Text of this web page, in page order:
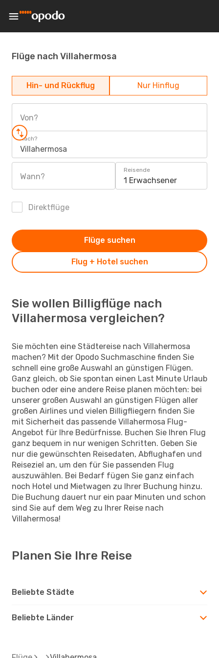
Flüge nach Villahermosa
Hin- und Rückflug Nur Hinflug
Von?
Nach?
Villahermosa
Wann?
Reisende
1 Erwachsener
Direktflüge
Flug + Hotel suchen
Flüge suchen
Sie wollen Billigflüge nach
Villahermosa vergleichen?
Sie möchten eine Städtereise nach Villahermosa
machen? Mit der Opodo Suchmaschine finden Sie
schnell eine große Auswahl an günstigen Flügen.
Ganz gleich, ob Sie spontan einen Last Minute Urlaub
buchen oder eine andere Reise planen möchten: bei
unserer großen Auswahl an günstigen Flügen aller
großen Airlines und vielen Billigfliegern finden Sie
mit Sicherheit das passende Villahermosa Flug-
Angebot für Ihre Bedürfnisse. Buchen Sie Ihren Flug
ganz bequem in nur wenigen Schritten. Geben Sie
nur die gewünschten Reisedaten, Abflughafen und
Reiseziel an, um den für Sie passenden Flug
auszuwählen. Bei Bedarf fügen Sie ganz einfach
noch Hotel und Mietwagen zu Ihrer Buchung hinzu.
Die Buchung dauert nur ein paar Minuten und schon
sind Sie auf dem Weg zu Ihrer Reise nach
Villahermosa!
Planen Sie Ihre Reise
Beliebte Städte
Beliebte Länder